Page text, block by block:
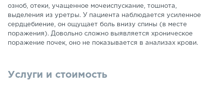
озноб, отеки, учащенное мочеиспускание, тошнота,
выделения из уретры. У пациента наблюдается усиленное
сердцебиение, он ощущает боль внизу спины (в месте
поражения). Довольно сложно выявляется хроническое
поражение почек, оно не показывается в анализах крови.
Услуги и стоимость